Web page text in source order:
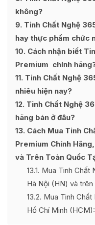
không?
9 Tinh Chất Nghệ
hay thực phẩm chức
10 Cách nhận biết
Premium chính
11 Tinh Chất Nghệ
nhiêu hiện nay?
12 Tinh Chất Nghệ
hãng bán ở đâu?
13 Cách Mua Tinh
Premium Chính
và Trên Toàn Quốc
13.1 Mua Tinh Chất
Hà Nội (HN) và
13.2 Mua Tinh
Hồ Chí Minh (HCM):